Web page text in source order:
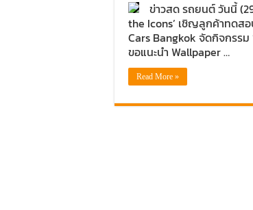
ข่าวสด รถยนต์ วันนี้
the Icons’ เชิญลูกค้าทดส
Cars Bangkok จัดกิจกรร
ขอแนะนำ Wallpaper …
Read More »